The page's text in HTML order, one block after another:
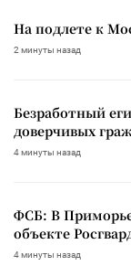
На подлете к
2 минуты назад
Безработный
доверчивых
4 минуты назад
ФСБ: В Приморье
объекте
4 минуты назад